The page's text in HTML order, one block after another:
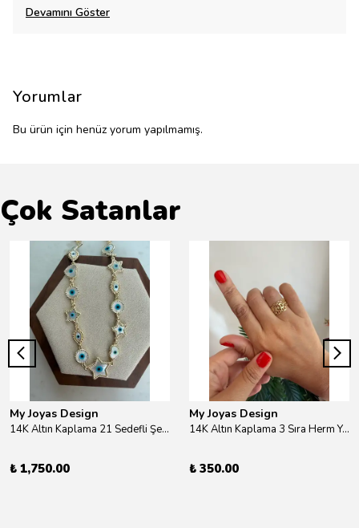
Devamını Göster
Yorumlar
Bu ürün için henüz yorum yapılmamış.
Çok Satanlar
My Joyas Design
14K Altın Kaplama 21 Sedefli Şekiller Kolye 46cm
₺ 1,750.00
My Joyas Design
14K Altın Kaplama 3 Sıra Herm Yüzük Gold
₺ 350.00